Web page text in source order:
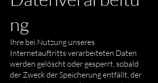
ng
Ihre bei Nutzung unseres
Internetauftritts verarbeiteten Daten
werden gelöscht oder gesperrt, sobald
der Zweck der Speicherung entfällt, der